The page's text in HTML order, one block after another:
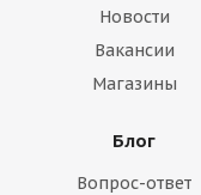
Новости
Вакансии
Магазины
Блог
Вопрос-ответ